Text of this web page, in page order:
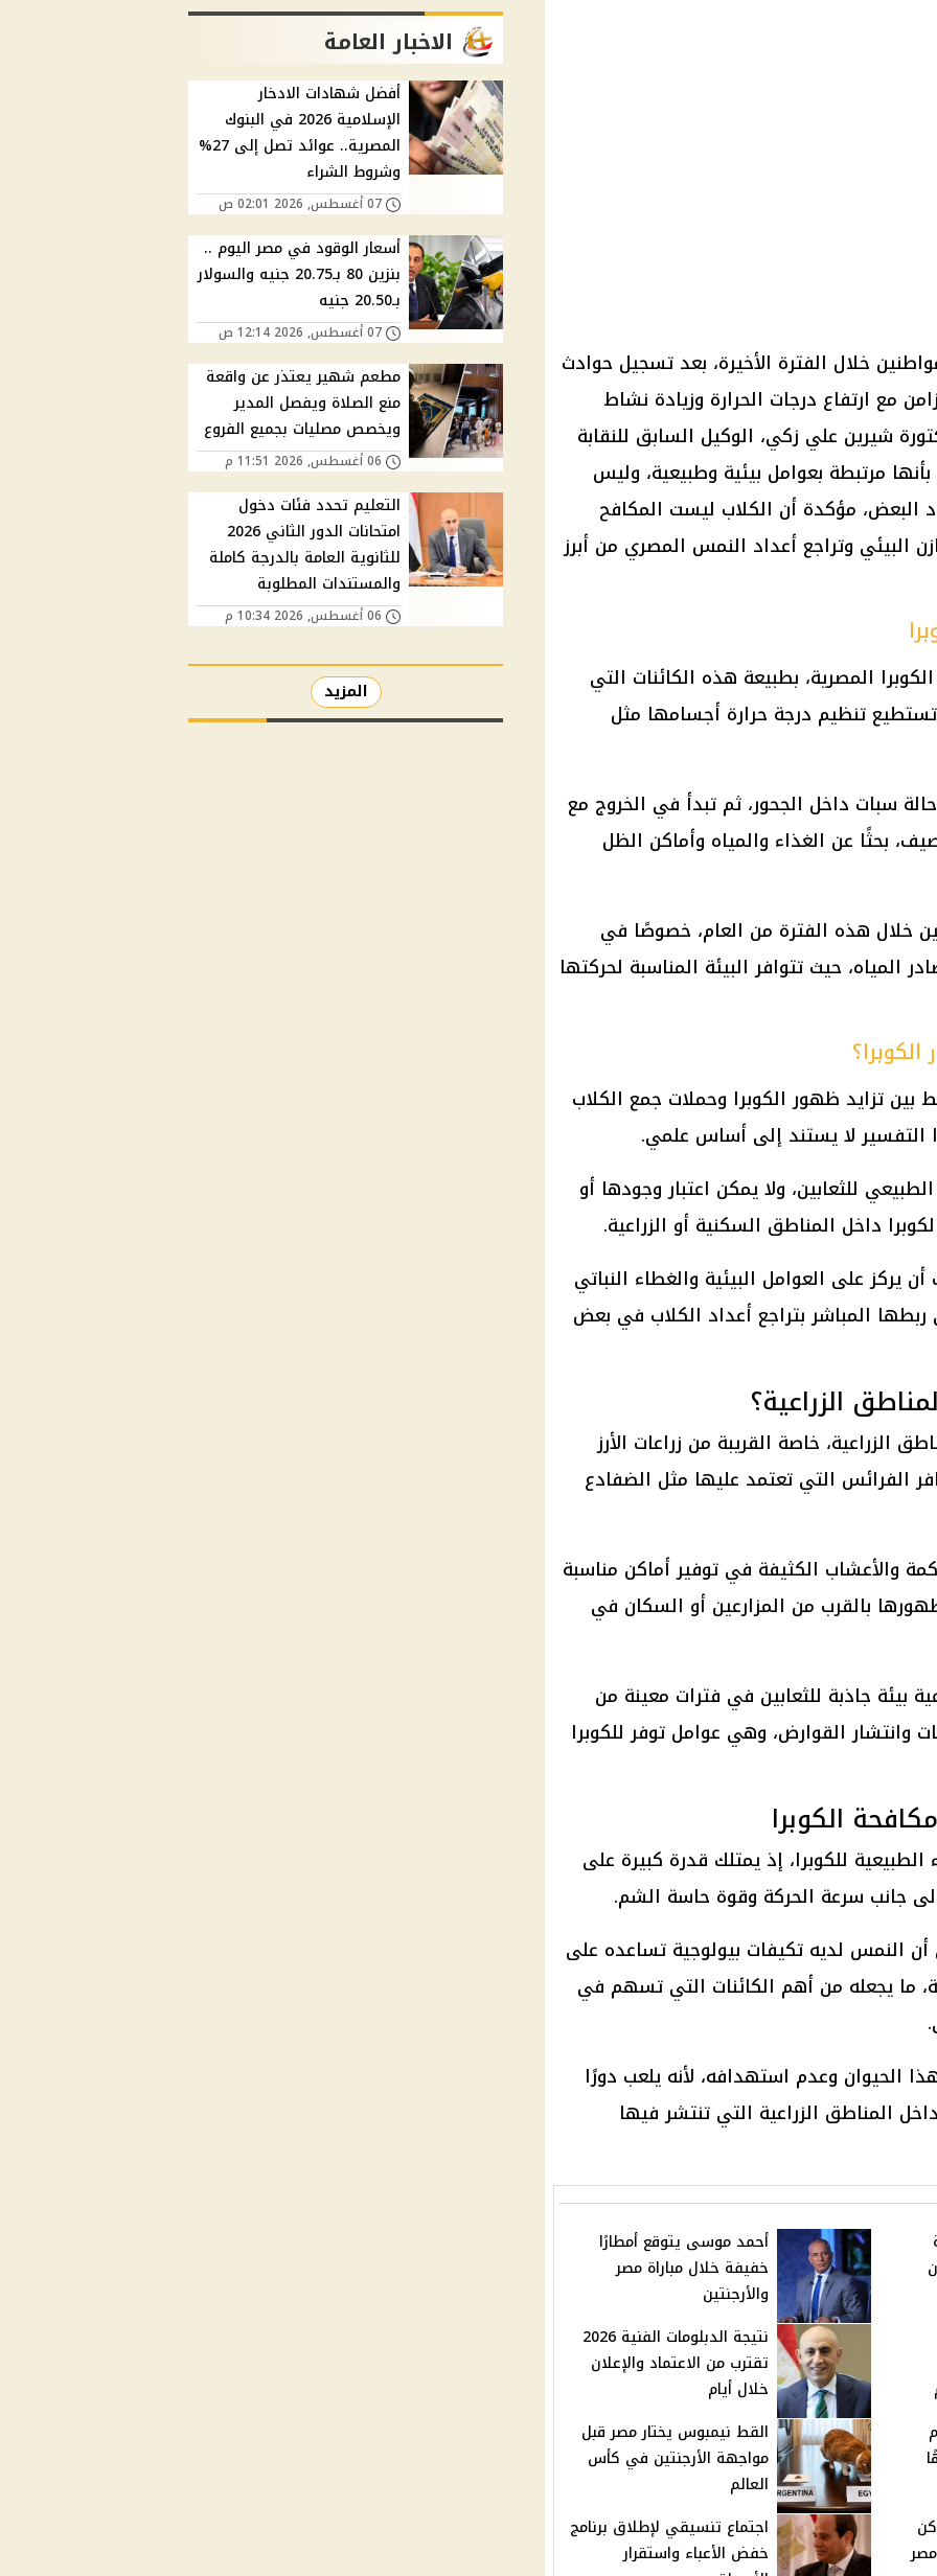
خلال الفترة الأخيرة، بعد تسجيل حوادث
مع ارتفاع درجات الحرارة وزيادة نشاط
شيرين علي زكي، الوكيل السابق للنقابة
بأنها مرتبطة بعوامل بيئية وطبيعية، وليس
البعض، مؤكدة أن الكلاب ليست المكافح
البيئي وتراجع أعداد النمس المصري من أبرز
المصرية، بطبيعة هذه الكائنات التي
تستطيع تنظيم درجة حرارة أجسامها مثل
سبات داخل الجحور، ثم تبدأ في الخروج مع
بحثًا عن الغذاء والمياه وأماكن الظل
خلال هذه الفترة من العام، خصوصًا في
المياه، حيث تتوافر البيئة المناسبة لحركتها
بين تزايد ظهور الكوبرا وحملات جمع الكلاب
التفسير لا يستند إلى أساس علمي.
للثعابين، ولا يمكن اعتبار وجودها أو
داخل المناطق السكنية أو الزراعية.
على العوامل البيئية والغطاء النباتي
المباشر بتراجع أعداد الكلاب في بعض
الزراعية؟
الزراعية، خاصة القريبة من زراعات الأرز
الفرائس التي تعتمد عليها مثل الضفادع
والأعشاب الكثيفة في توفير أماكن مناسبة
ظهورها بالقرب من المزارعين أو السكان في
بيئة جاذبة للثعابين في فترات معينة من
وانتشار القوارض، وهي عوامل توفر للكوبرا
الكوبرا
للكوبرا، إذ يمتلك قدرة كبيرة على
جانب سرعة الحركة وقوة حاسة الشم.
النمس لديه تكيفات بيولوجية تساعده على
ما يجعله من أهم الكائنات التي تسهم في
الحيوان وعدم استهدافه، لأنه يلعب دورًا
المناطق الزراعية التي تنتشر فيها
أحمد موسى يتوقع أمطارًا
خفيفة خلال مباراة مصر
والأرجنتين
نتيجة الدبلومات الفنية 2026
تقترب من الاعتماد والإعلان
خلال أيام
القط نيمبوس يختار مصر قبل
مواجهة الأرجنتين في كأس
العالم
3 أماكن
اجتماع تنسيقي لإطلاق برنامج
خفض الأعباء واستقرار
الاخبار العامة
أفضل شهادات الادخار
الإسلامية 2026 في البنوك
المصرية.. عوائد تصل إلى 27%
وشروط الشراء
07 أغسطس, 2026 02:01 ص
أسعار الوقود في مصر اليوم ..
بنزين 80 بـ20.75 جنيه والسولار
بـ20.50 جنيه
07 أغسطس, 2026 12:14 ص
مطعم شهير يعتذر عن واقعة
منع الصلاة ويفصل المدير
ويخصص مصليات بجميع الفروع
06 أغسطس, 2026 11:51 م
التعليم تحدد فئات دخول
امتحانات الدور الثاني 2026
للثانوية العامة بالدرجة كاملة
والمستندات المطلوبة
06 أغسطس, 2026 10:34 م
المزيد